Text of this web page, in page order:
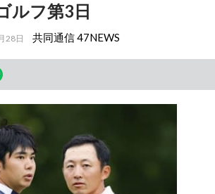
ルフ第3日
28日 共同通信 47NEWS